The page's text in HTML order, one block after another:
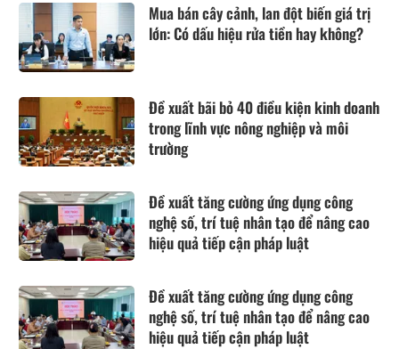
Mua bán cây cảnh, lan đột biến giá trị
lớn: Có dấu hiệu rửa tiền hay không?
Đề xuất bãi bỏ 40 điều kiện kinh doanh
trong lĩnh vực nông nghiệp và môi
trường
Đề xuất tăng cường ứng dụng công
nghệ số, trí tuệ nhân tạo để nâng cao
hiệu quả tiếp cận pháp luật
Đề xuất tăng cường ứng dụng công
nghệ số, trí tuệ nhân tạo để nâng cao
hiệu quả tiếp cận pháp luật